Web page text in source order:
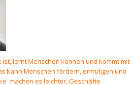
ist, lernt Menschen kennen und kommt mit
kann Menschen fördern, ermutigen und
machen es leichter, Geschäfte